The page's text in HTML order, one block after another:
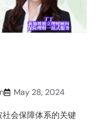
May 28, 2024
会保障体系的关键